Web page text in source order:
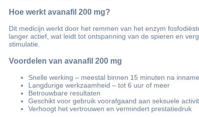
Hoe werkt avanafil 200 mg?
Dit medicijn werkt door het remmen van het enzym
langer actief, wat leidt tot ontspanning van de spieren en
stimulatie.
Voordelen van avanafil 200 mg
Snelle werking – meestal binnen 15 minuten na inname
Langdurige werkzaamheid – tot 6 uur of meer
Betrouwbare resultaten
Geschikt voor gebruik voorafgaand aan seksuele
Verhoogt het vertrouwen en vermindert prestatiedruk